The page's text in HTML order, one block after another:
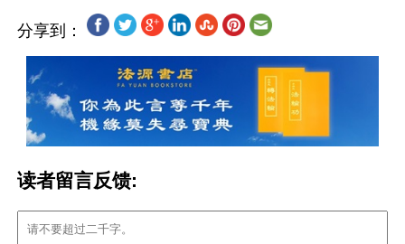
分享到：
读者留言反馈: